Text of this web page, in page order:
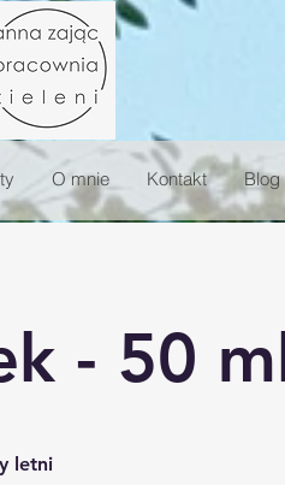
O mnie Kontakt Blog
- 50
letni